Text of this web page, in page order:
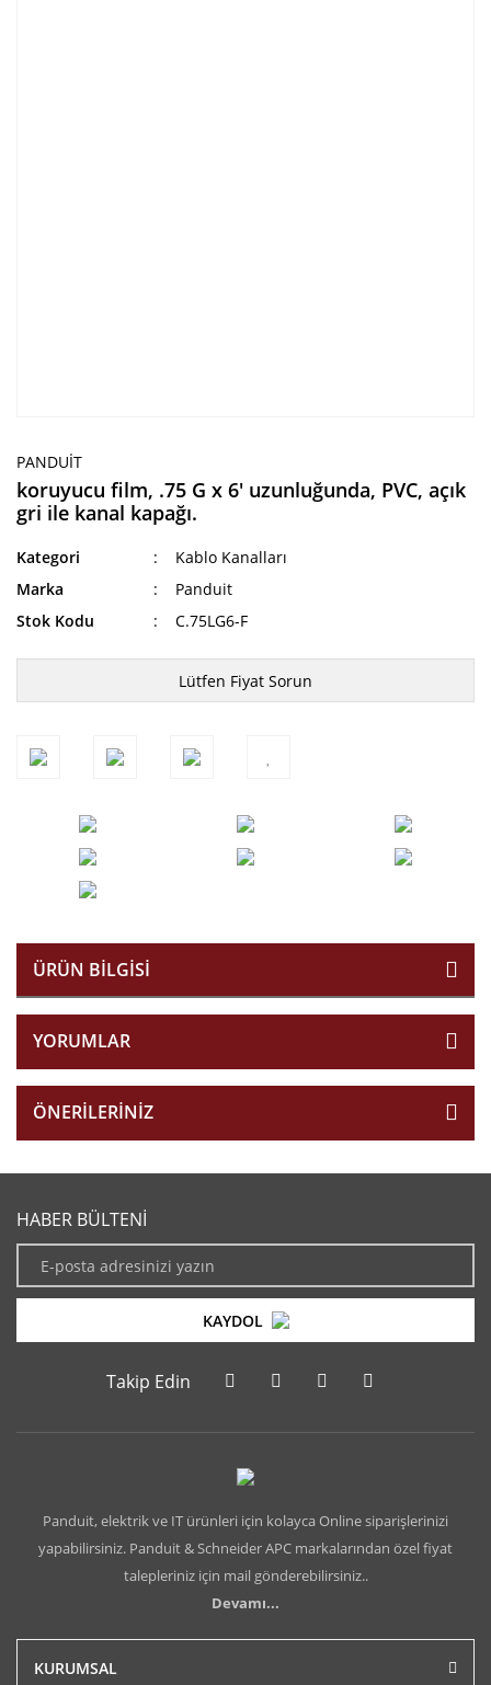
PANDUIT
koruyucu film, .75 G x 6' uzunluğunda, PVC, açık
gri ile kanal kapağı.
Kategori
Kablo Kanalları
Marka
Panduit
Stok Kodu
C.75LG6-F
Lütfen Fiyat Sorun
ÜRÜN BILGISI
YORUMLAR
ÖNERILERINIZ
HABER BÜLTENİ
KAYDOL
Takip Edin
Panduit, elektrik ve IT ürünleri için kolayca Online siparişlerinizi
yapabilirsiniz. Panduit & Schneider APC markalarından özel fiyat
talepleriniz için mail gönderebilirsiniz..
Devamı...
KURUMSAL